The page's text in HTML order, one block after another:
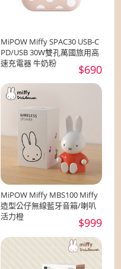
MiPOW Miffy SPAC30 USB-C
PD/USB 30W雙孔萬國旅用高
速充電器 牛奶粉
$690
MiPOW Miffy MBS100 Miffy
造型公仔無線藍牙音箱/喇叭
活力橙
$999